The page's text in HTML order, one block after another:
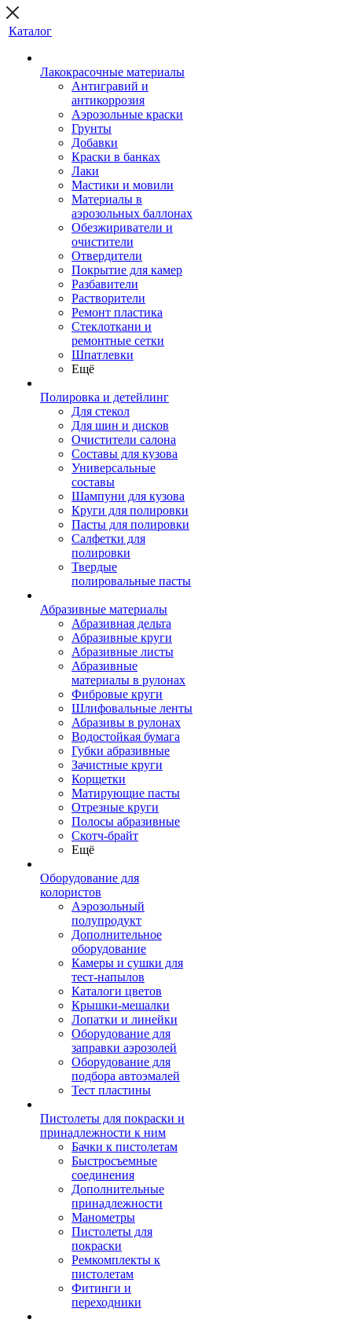
Каталог
Лакокрасочные материалы
Антигравий и
антикоррозия
Аэрозольные краски
Грунты
Добавки
Краски в банках
Лаки
Мастики и мовили
Материалы в
аэрозольных баллонах
Обезжириватели и
очистители
Отвердители
Покрытие для камер
Разбавители
Растворители
Ремонт пластика
Стеклоткани и
ремонтные сетки
Шпатлевки
Ещё
Полировка и детейлинг
Для стекол
Для шин и дисков
Очистители салона
Составы для кузова
Универсальные
составы
Шампуни для кузова
Круги для полировки
Пасты для полировки
Салфетки для
полировки
Твердые
полировальные пасты
Абразивные материалы
Абразивная дельта
Абразивные круги
Абразивные листы
Абразивные
материалы в рулонах
Фибровые круги
Шлифовальные ленты
Абразивы в рулонах
Водостойкая бумага
Губки абразивные
Зачистные круги
Корщетки
Матирующие пасты
Отрезные круги
Полосы абразивные
Скотч-брайт
Ещё
Оборудование для
колористов
Аэрозольный
полупродукт
Дополнительное
оборудование
Камеры и сушки для
тест-напылов
Каталоги цветов
Крышки-мешалки
Лопатки и линейки
Оборудование для
заправки аэрозолей
Оборудование для
подбора автоэмалей
Тест пластины
Пистолеты для покраски и
принадлежности к ним
Бачки к пистолетам
Быстросъемные
соединения
Дополнительные
принадлежности
Манометры
Пистолеты для
покраски
Ремкомплекты к
пистолетам
Фитинги и
переходники